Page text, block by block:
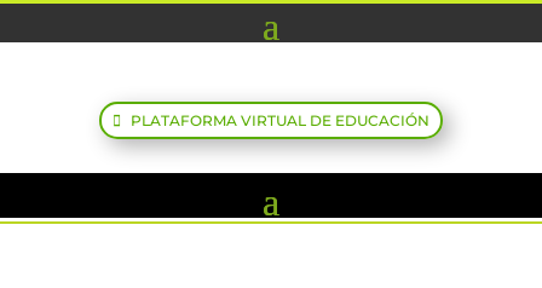
PLATAFORMA VIRTUAL DE EDUCACIÓN